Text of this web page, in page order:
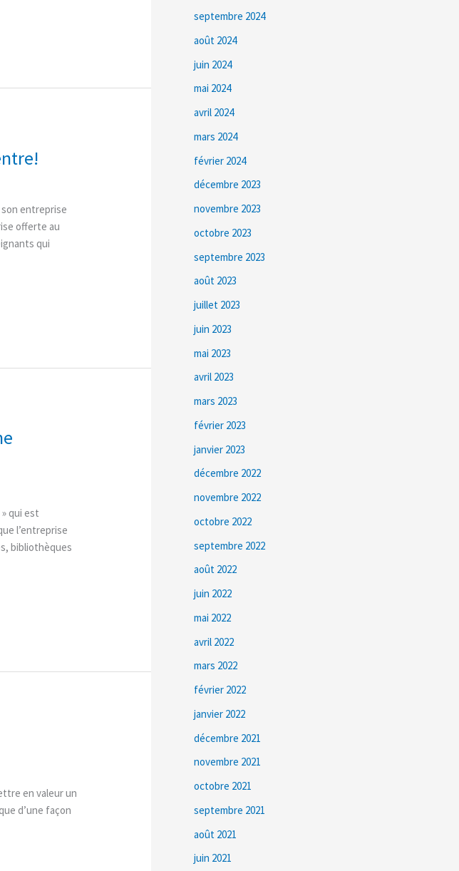
entreprise
offerte au
qui
qui est
l’entreprise
bibliothèques
en valeur un
d’une façon
septembre 2024
août 2024
juin 2024
mai 2024
avril 2024
mars 2024
février 2024
décembre 2023
novembre 2023
octobre 2023
septembre 2023
août 2023
juillet 2023
juin 2023
mai 2023
avril 2023
mars 2023
février 2023
janvier 2023
décembre 2022
novembre 2022
octobre 2022
septembre 2022
août 2022
juin 2022
mai 2022
avril 2022
mars 2022
février 2022
janvier 2022
décembre 2021
novembre 2021
octobre 2021
septembre 2021
août 2021
juin 2021